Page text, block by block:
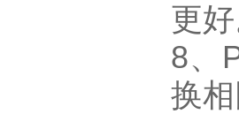
更
8、
换